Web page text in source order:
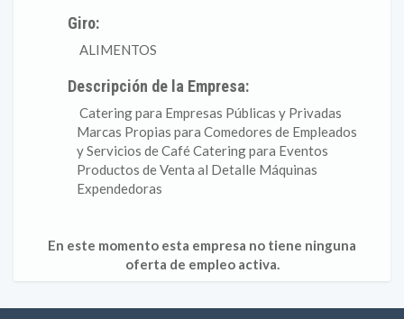
Giro:
ALIMENTOS
Descripción de la Empresa:
Catering para Empresas Públicas y Privadas
Marcas Propias para Comedores de Empleados
y Servicios de Café Catering para Eventos
Productos de Venta al Detalle Máquinas
Expendedoras
En este momento esta empresa no tiene ninguna
oferta de empleo activa.